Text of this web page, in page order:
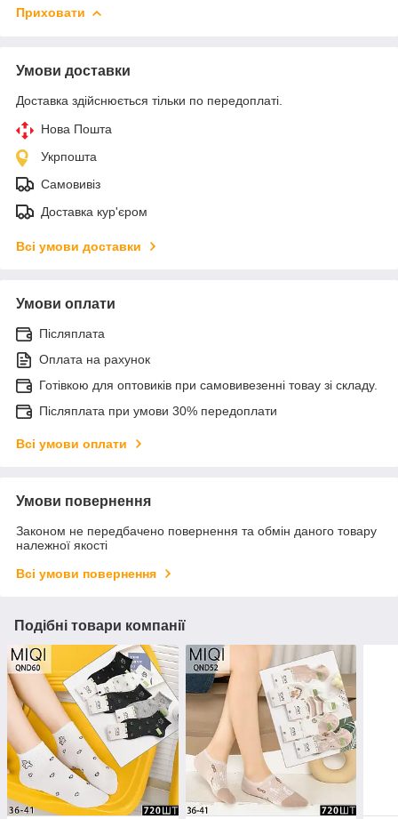
Приховати
Умови доставки
Доставка здійснюється тільки по передоплаті.
Нова Пошта
Укрпошта
Самовивіз
Доставка кур'єром
Всі умови доставки
Умови оплати
Післяплата
Оплата на рахунок
Готівкою для оптовиків при самовивезенні товау зі складу.
Післяплата при умови 30% передоплати
Всі умови оплати
Умови повернення
Законом не передбачено повернення та обмін даного товару
належної якості
Всі умови повернення
Подібні товари компанії